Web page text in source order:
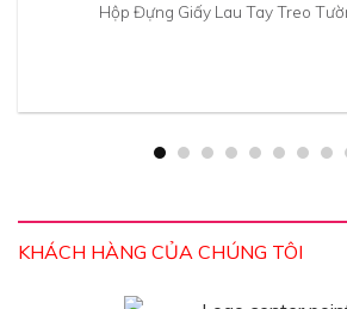
Hộp Đựng Giấy Lau Tay Treo
KHÁCH HÀNG CỦA CHÚNG TÔI